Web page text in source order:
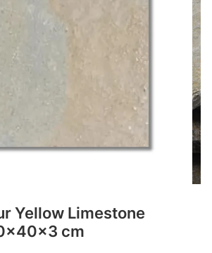
Yellow Limestone
cm